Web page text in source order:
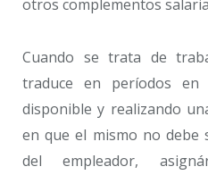
otros complementos
Cuando se trata de
traduce en períodos
disponible y realizando
en que el mismo no debe
del empleador,